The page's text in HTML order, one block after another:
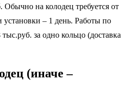
Обычно на колодец требуется от
установки – 1 день. Работы по
за одно кольцо (доставка
(иначе –